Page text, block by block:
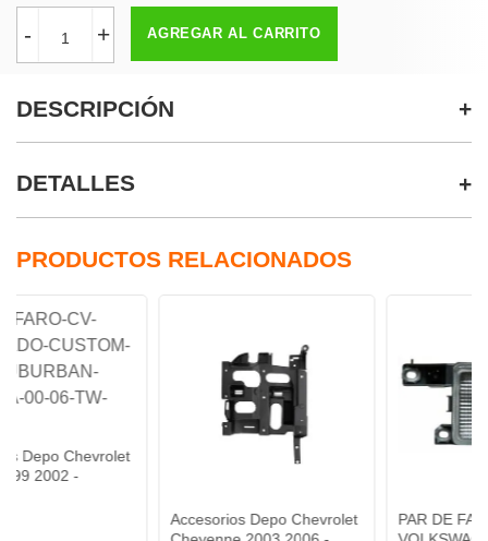
- + AGREGAR AL CARRITO
DESCRIPCIÓN
DETALLES
PRODUCTOS RELACIONADOS
Accesorios Depo Chevrolet
PAR DE FARO DE